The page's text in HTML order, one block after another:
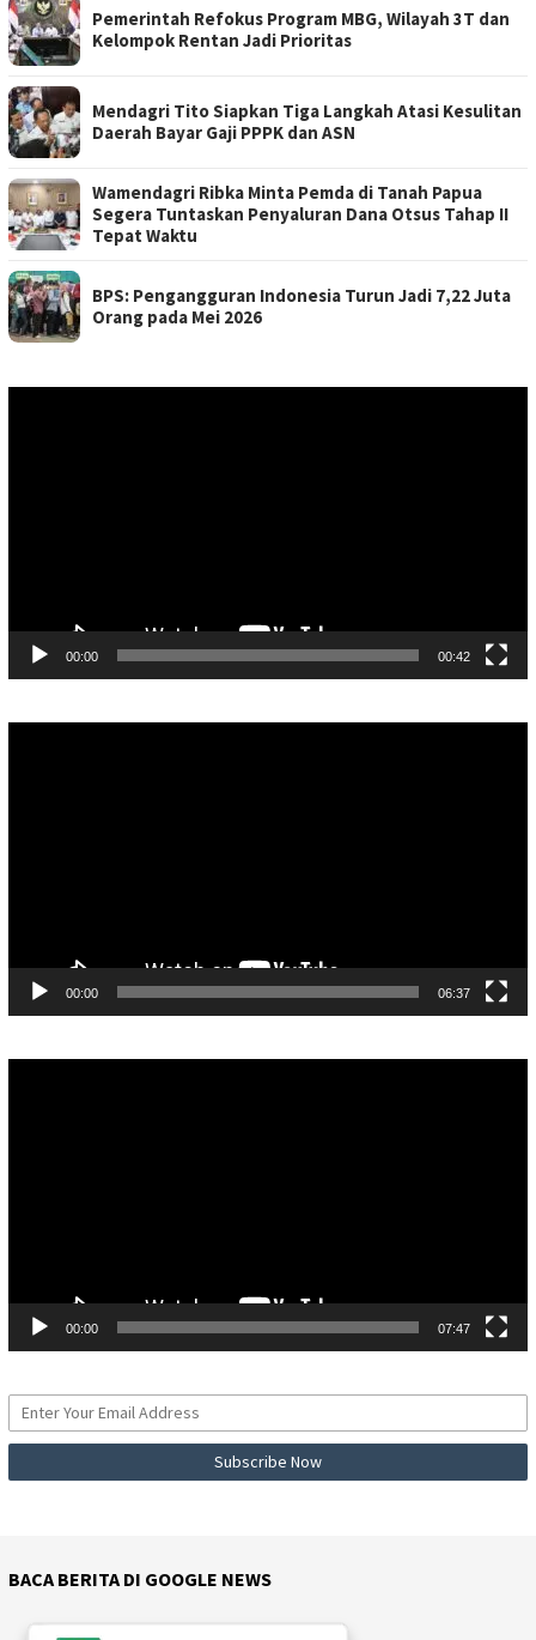
Pemerintah Refokus Program MBG, Wilayah 3T dan
Kelompok Rentan Jadi Prioritas
Mendagri Tito Siapkan Tiga Langkah Atasi Kesulitan
Daerah Bayar Gaji PPPK dan ASN
Wamendagri Ribka Minta Pemda di Tanah Papua
Segera Tuntaskan Penyaluran Dana Otsus Tahap II
Tepat Waktu
BPS: Pengangguran Indonesia Turun Jadi 7,22 Juta
Orang pada Mei 2026
00:00 00:42
00:00 06:37
00:00 07:47
BACA BERITA DI GOOGLE NEWS